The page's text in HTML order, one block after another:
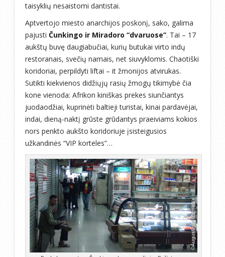
taisyklių nesaistomi dantistai.
Aptvertojo miesto anarchijos poskonį, sako, galima
pajusti Čunkingo ir Miradoro “dvaruose”. Tai – 17
aukštų buvę daugiabučiai, kurių butukai virto indų
restoranais, svečių namais, net siuvyklomis. Chaotiški
koridoriai, perpildyti liftai – it žmonijos atvirukas.
Sutikti kiekvienos didžiųjų rasių žmogų tikimybė čia
kone vienoda: Afrikon kiniškas prekes siunčiantys
juodaodžiai, kuprinėti baltieji turistai, kinai pardavėjai,
indai, dieną-naktį grūste grūdantys praeiviams kokios
nors penkto aukšto koridoriuje įsisteigusios
užkandinės “VIP korteles”…